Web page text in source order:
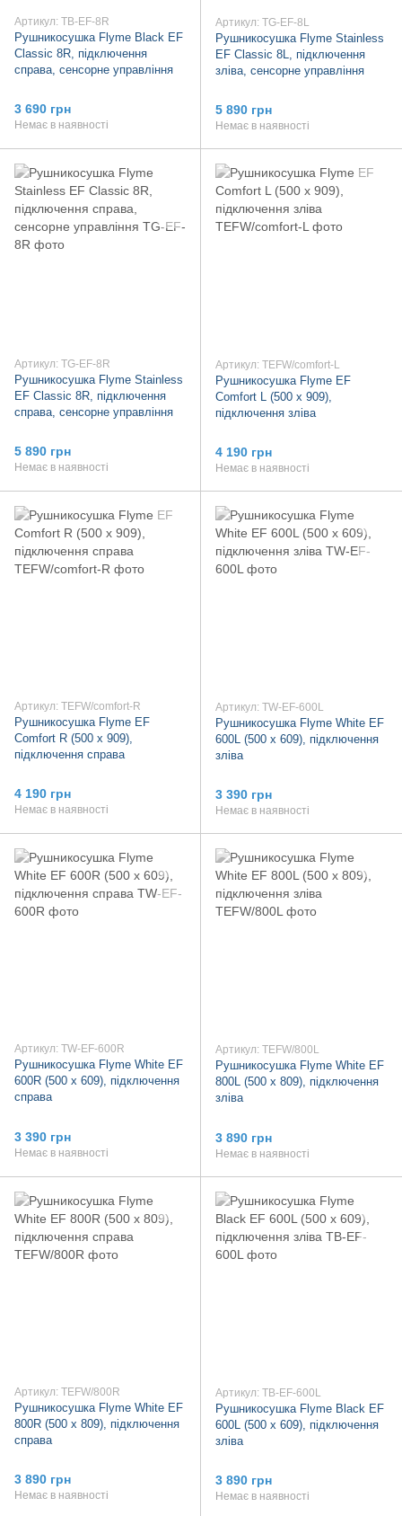
Артикул: TB-EF-8R
Рушникосушка Flyme Black EF
Classic 8R, підключення
справа, сенсорне управління
3 690 грн
Немає в наявності
Артикул: TG-EF-8L
Рушникосушка Flyme Stainless
EF Classic 8L, підключення
зліва, сенсорне управління
5 890 грн
Немає в наявності
Артикул: TG-EF-8R
Рушникосушка Flyme Stainless
EF Classic 8R, підключення
справа, сенсорне управління
5 890 грн
Немає в наявності
Артикул: TEFW/comfort-L
Рушникосушка Flyme EF
Comfort L (500 х 909),
підключення зліва
4 190 грн
Немає в наявності
Артикул: TEFW/comfort-R
Рушникосушка Flyme EF
Comfort R (500 х 909),
підключення справа
4 190 грн
Немає в наявності
Артикул: TW-EF-600L
Рушникосушка Flyme White EF
600L (500 х 609), підключення
зліва
3 390 грн
Немає в наявності
Артикул: TW-EF-600R
Рушникосушка Flyme White EF
600R (500 х 609), підключення
справа
3 390 грн
Немає в наявності
Артикул: TEFW/800L
Рушникосушка Flyme White EF
800L (500 х 809), підключення
зліва
3 890 грн
Немає в наявності
Артикул: TEFW/800R
Рушникосушка Flyme White EF
800R (500 х 809), підключення
справа
3 890 грн
Немає в наявності
Артикул: TB-EF-600L
Рушникосушка Flyme Black EF
600L (500 х 609), підключення
зліва
3 890 грн
Немає в наявності